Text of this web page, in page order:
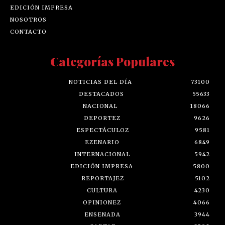
EDICIÓN IMPRESA
NOSOTROS
CONTACTO
Categorías Populares
NOTICIAS DEL DÍA
73100
DESTACADOS
55633
NACIONAL
18066
DEPORTEZ
9626
ESPECTÁCULOZ
9581
EZENARIO
6849
INTERNACIONAL
5942
EDICIÓN IMPRESA
5800
REPORTAJEZ
5102
CULTURA
4230
OPINIONEZ
4066
ENSENADA
3944